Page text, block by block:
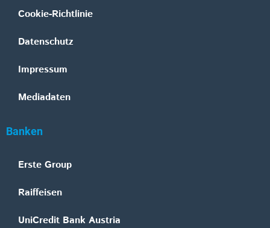
Cookie-Richtlinie
Datenschutz
Impressum
Mediadaten
Banken
Erste Group
Raiffeisen
UniCredit Bank Austria